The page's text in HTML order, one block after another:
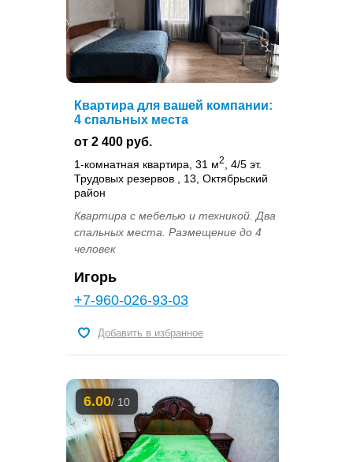
Квартира для вашей компании:
4 спальных места
от 2 400 руб.
1-комнатная квартира, 31 м2
, 4/5 эт.
Трудовых резервов , 13, Октябрьский
район
Квартира с мебелью и техникой. Два
спальных места. Размещение до 4
человек
Игорь
+7-960-026-93-03
Добавить в избранное
6.00/ 10